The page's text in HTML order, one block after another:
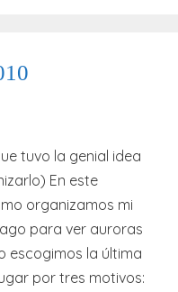
tuvo la genial idea
En este
organizamos mi
para ver auroras
escogimos la última
por tres motivos: